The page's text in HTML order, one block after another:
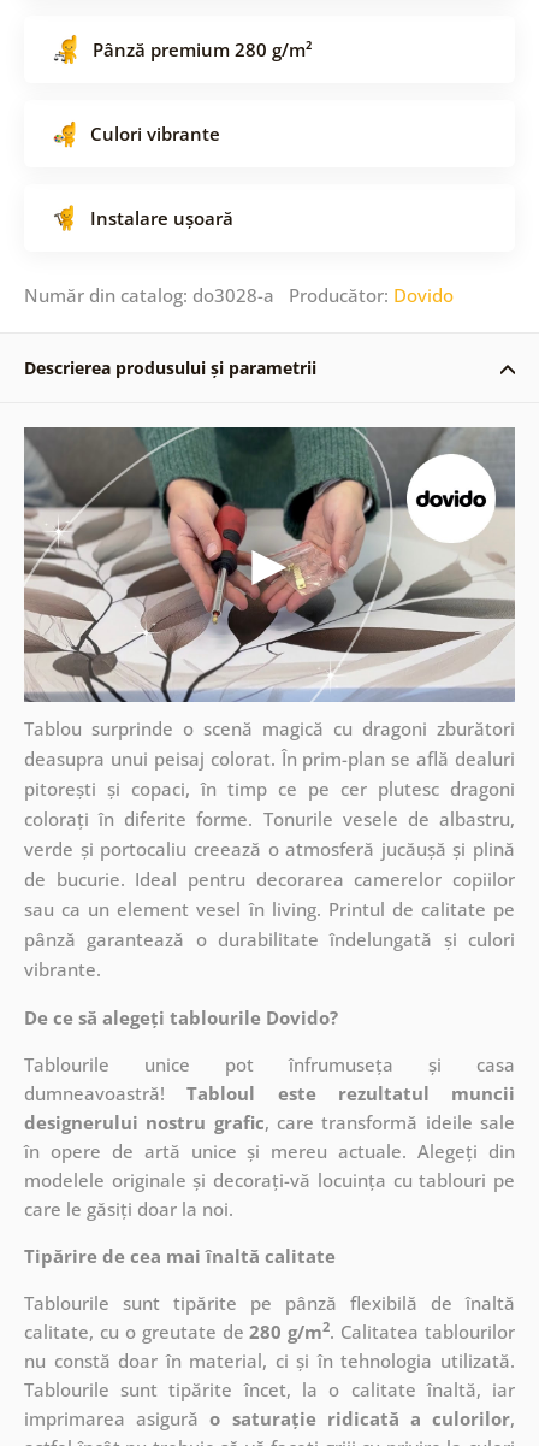
Pânză premium 280 g/m²
Culori vibrante
Instalare ușoară
Număr din catalog: do3028-a Producător: Dovido
Descrierea produsului și parametrii
Tablou surprinde o scenă magică cu dragoni zburători
deasupra unui peisaj colorat. În prim-plan se află dealuri
pitorești și copaci, în timp ce pe cer plutesc dragoni
colorați în diferite forme. Tonurile vesele de albastru,
verde și portocaliu creează o atmosferă jucăușă și plină
de bucurie. Ideal pentru decorarea camerelor copiilor
sau ca un element vesel în living. Printul de calitate pe
pânză garantează o durabilitate îndelungată și culori
vibrante.
De ce să alegeți tablourile Dovido?
Tablourile unice pot înfrumuseța și casa
dumneavoastră!Tabloul este rezultatul muncii
designerului nostru grafic, caretransformă ideile sale
în opere de artă unice și mereu actuale. Alegeți din
modelele originale și decorați-vă locuința cu tablouri pe
care le găsiți doar la noi.
Tipărire de cea mai înaltă calitate
Tablourile sunt tipărite pe pânză flexibilă de înaltă
calitate, cu o greutate de280 g/m2. Calitatea tablourilor
nu constă doar în material, ci și în tehnologia utilizată.
Tablourile sunt tipărite încet, la o calitate înaltă, iar
imprimarea asigurăo saturație ridicată a culorilor,